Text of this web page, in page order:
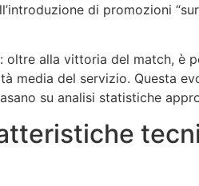
di promozioni
alla vittoria del match, è
media del servizio. Questa
su analisi statistiche